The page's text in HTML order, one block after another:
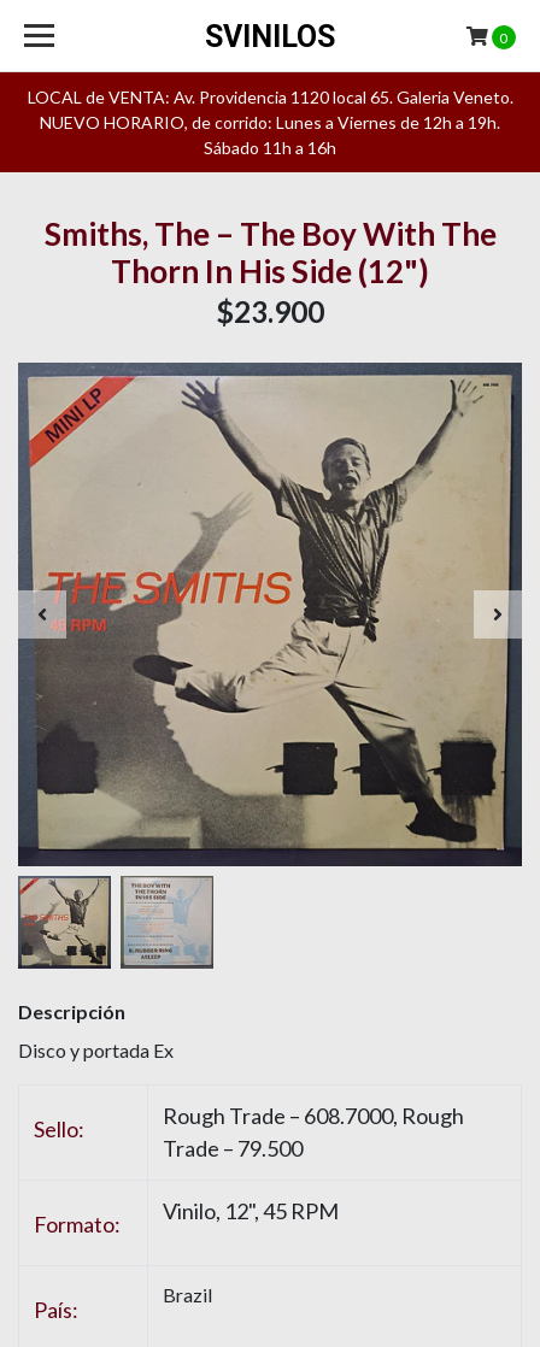
LOCAL de VENTA: Av. Providencia 1120 local 65. Galeria Veneto.
NUEVO HORARIO, de corrido: Lunes a Viernes de 12h a 19h.
Sábado 11h a 16h
SVINILOS 0
Smiths, The – The Boy With The
Thorn In His Side (12")
$23.900
Descripción
Disco y portada Ex
Sello:
Rough Trade – 608.7000, Rough
Trade – 79.500
Formato: Vinilo, 12", 45 RPM
País:
Brazil